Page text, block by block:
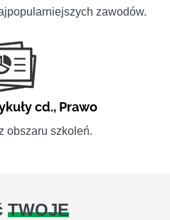
zawodów.
cd., Prawo
obszaru szkoleń.
TWOJE